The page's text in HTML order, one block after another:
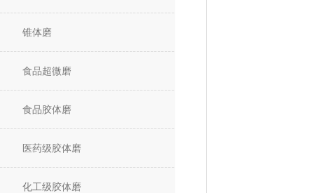
锥体磨
食品超微磨
食品胶体磨
医药级胶体磨
化工级胶体磨